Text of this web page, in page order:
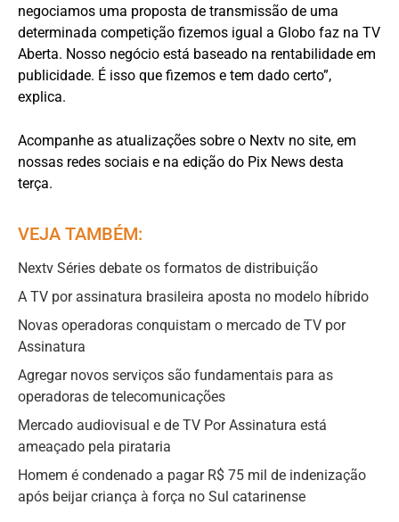
negociamos uma proposta de transmissão de uma
determinada competição fizemos igual a Globo faz na TV
Aberta. Nosso negócio está baseado na rentabilidade em
publicidade. É isso que fizemos e tem dado certo”,
explica.
Acompanhe as atualizações sobre o Nextv no site, em
nossas redes sociais e na edição do Pix News desta
terça.
VEJA TAMBÉM:
Nextv Séries debate os formatos de distribuição
A TV por assinatura brasileira aposta no modelo híbrido
Novas operadoras conquistam o mercado de TV por
Assinatura
Agregar novos serviços são fundamentais para as
operadoras de telecomunicações
Mercado audiovisual e de TV Por Assinatura está
ameaçado pela pirataria
Homem é condenado a pagar R$ 75 mil de indenização
após beijar criança à força no Sul catarinense